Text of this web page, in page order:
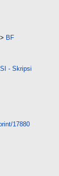
> BF
- Skripsi
17880